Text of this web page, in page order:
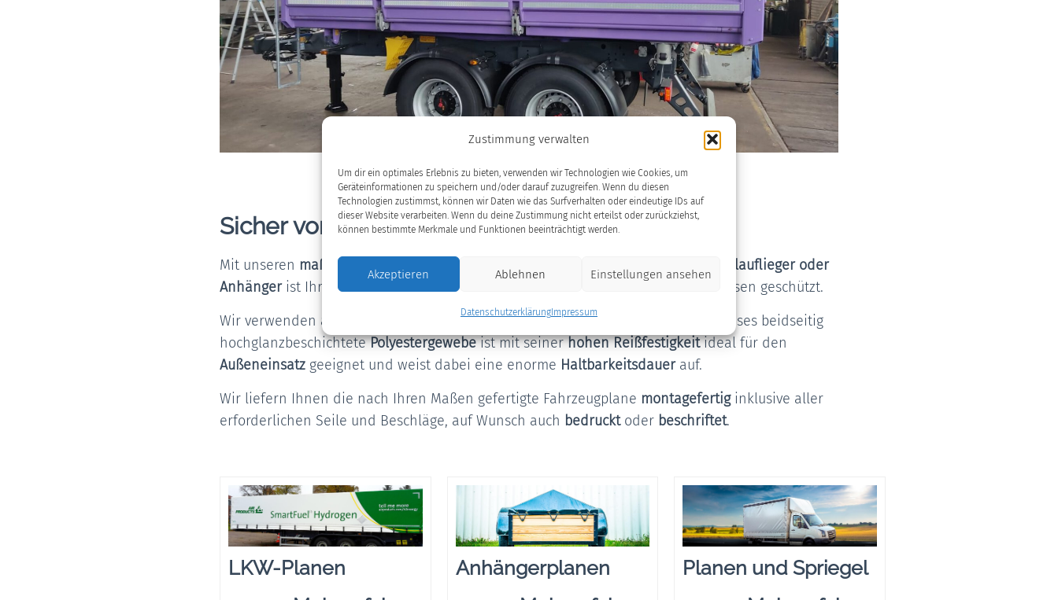
Zustimmung verwalten
Um dir ein optimales Erlebnis zu bieten, verwenden wir Technologien wie Cookies, um
Geräteinformationen zu speichern und/oder darauf zuzugreifen. Wenn du diesen
Technologien zustimmst, können wir Daten wie das Surfverhalten oder eindeutige IDs auf
dieser Website verarbeiten. Wenn du deine Zustimmung nicht erteilst oder zurückziehst,
können bestimmte Merkmale und Funktionen beeinträchtigt werden.
Akzeptieren Ablehnen Einstellungen ansehen
DatenschutzerklärungImpressum
Sicher von A nach B
Mit unseren maßgefertigten, robusten
Fahrzeugplanen für LKWs, Container, Sattelauflieger oder
Anhängerist Ihre Ladung bestens vor den unterschiedlichsten Witterungseinflüssen geschützt.
Wir verwenden ausschließlich
hochwertigen, wasserdichten
LKW-Planenstoff. Dieses beidseitig
hochglanzbeschichtetePolyestergewebeist mit seinerhohen Reißfestigkeitideal für den
Außeneinsatzgeeignet und weist dabei eine enorme Haltbarkeitsdauerauf.
Wir liefern Ihnen die nach Ihren Maßen gefertigte Fahrzeugplane montagefertiginklusive aller
erforderlichen Seile und Beschläge, auf Wunsch auch bedrucktoder beschriftet.
LKW-Planen
Anhängerplanen
Planen und Spriegel